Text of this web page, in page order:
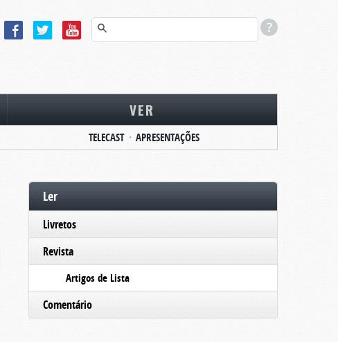
VER
TELECAST APRESENTAÇÕES
Ler
Livretos
Revista
Artigos de Lista
Comentário